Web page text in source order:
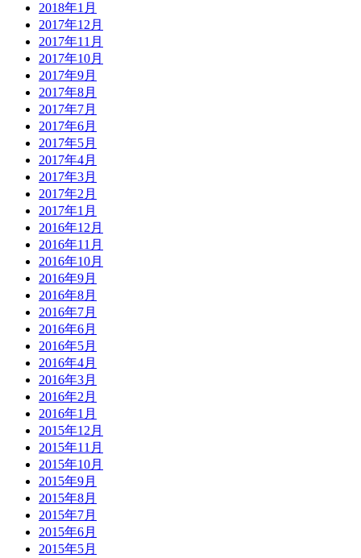
2018年1月
2017年12月
2017年11月
2017年10月
2017年9月
2017年8月
2017年7月
2017年6月
2017年5月
2017年4月
2017年3月
2017年2月
2017年1月
2016年12月
2016年11月
2016年10月
2016年9月
2016年8月
2016年7月
2016年6月
2016年5月
2016年4月
2016年3月
2016年2月
2016年1月
2015年12月
2015年11月
2015年10月
2015年9月
2015年8月
2015年7月
2015年6月
2015年5月